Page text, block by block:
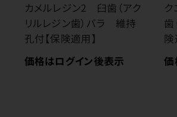
カメルレジン2 臼歯（アク
リルレジン歯）バラ 維持
孔付【保険適用】
価格はログイン後表示
歯
険
価